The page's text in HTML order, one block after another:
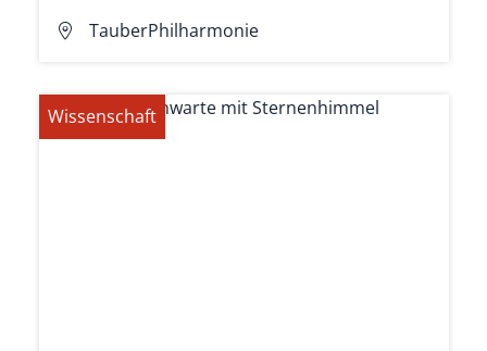
TauberPhilharmonie
Wissenschaft